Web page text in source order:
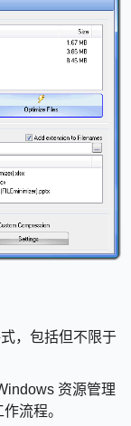
，包括但不限于
资源管理
流程。